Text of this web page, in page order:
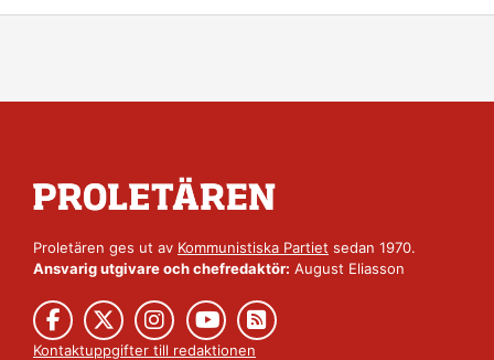
Proletären ges ut av Kommunistiska Partiet sedan 1970.
Ansvarig utgivare och chefredaktör: August Eliasson
Kontaktuppgifter till redaktionen